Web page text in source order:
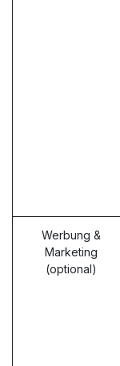
Werbung &
Marketing
(optional)